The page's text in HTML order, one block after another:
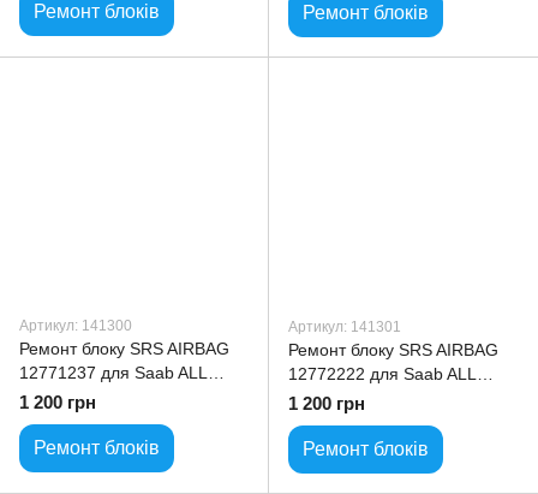
Ремонт блоків Ремонт блоків
Артикул: 141300
Ремонт блоку SRS AIRBAG
12771237 для Saab ALL
model
1 200 грн
Ремонт блоків
Артикул: 141301
Ремонт блоку SRS AIRBAG
12772222 для Saab ALL
model
1 200 грн
Ремонт блоків